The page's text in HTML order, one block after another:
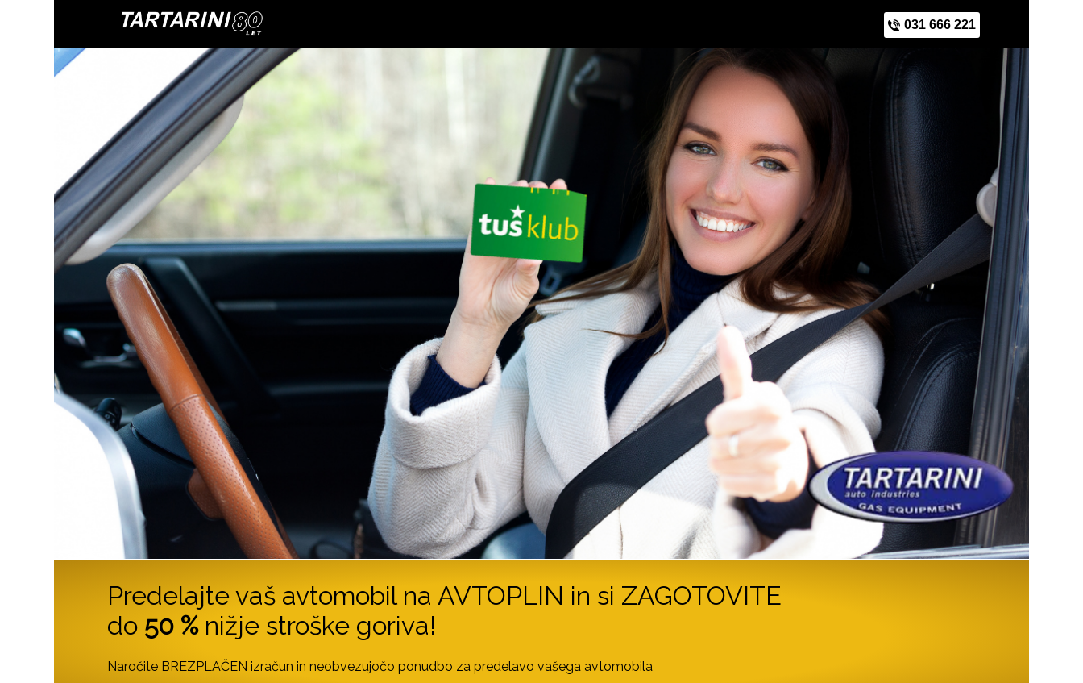
031 666 221
Predelajte vaš avtomobil na AVTOPLIN in si ZAGOTOVITE
do 50 % nižje stroške goriva!
Naročite BREZPLAČEN izračun in neobvezujočo ponudbo za predelavo vašega avtomobila